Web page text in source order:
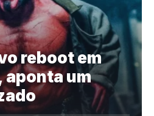
reboot em
aponta um